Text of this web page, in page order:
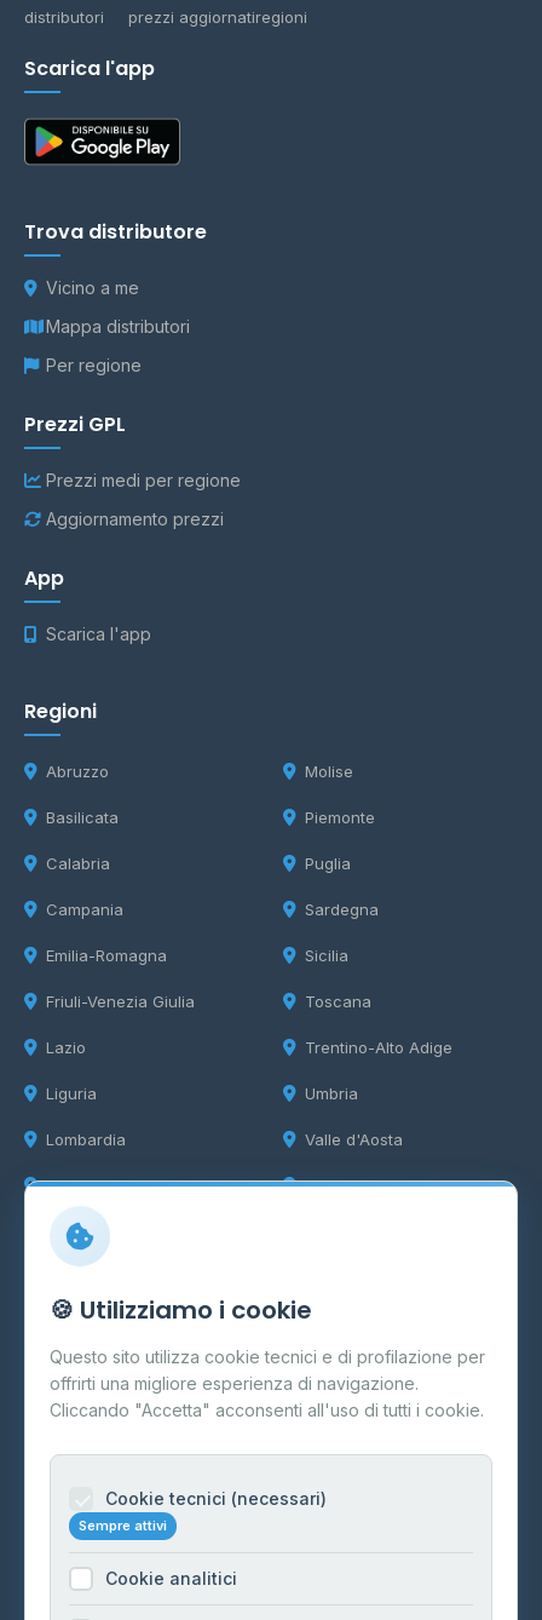
distributori prezzi aggiornatiregioni
Scarica l'app
Trova distributore
Vicino a me
Mappa distributori
Per regione
Prezzi GPL
Prezzi medi per regione
Aggiornamento prezzi
App
Scarica l'app
Regioni
Abruzzo
Basilicata
Calabria
Campania
Emilia-Romagna
Friuli-Venezia Giulia
Lazio
Liguria
Lombardia
Marche
Molise
Piemonte
Puglia
Sardegna
Sicilia
Toscana
Trentino-Alto Adige
Umbria
Valle d'Aosta
Veneto
Info
Cos'è il GPL
FAQ
Contatti
Informazioni legali
Cookie Policy
🍪 Utilizziamo i cookie
Questo sito utilizza cookie tecnici e di profilazione per
offrirti una migliore esperienza di navigazione.
Cliccando "Accetta" acconsenti all'uso di tutti i cookie.
Cookie tecnici (necessari)
Sempre attivi
Cookie analitici